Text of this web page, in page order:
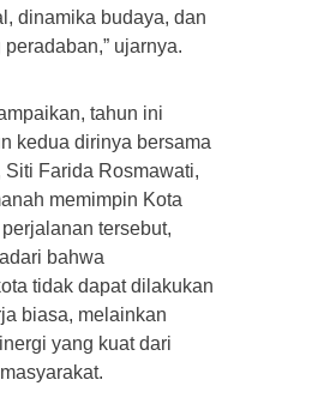
dinamika budaya, dan
ujarnya.
tahun ini
kedua dirinya bersama
Siti Farida Rosmawati,
memimpin Kota
tersebut,
bahwa
tidak dapat dilakukan
biasa, melainkan
yang kuat dari